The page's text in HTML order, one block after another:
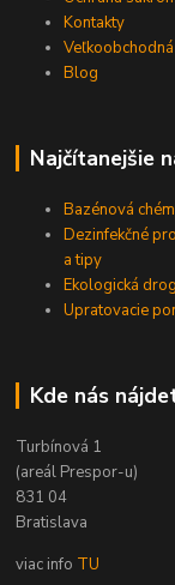
Kontakty
Blog
Najčítanejšie
Bazénová
Dezinfekčné
a tipy
Ekologická
Upratovacie
Kde nás
Turbínová 1
(areál Prespor-u)
831 04
Bratislava
viac info TU